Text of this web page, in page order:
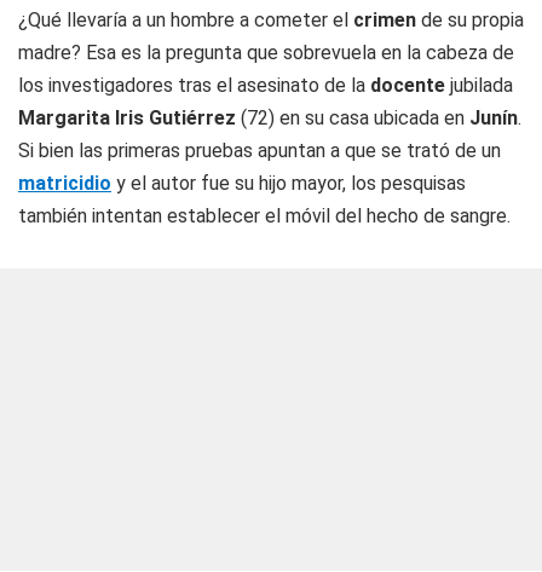
¿Qué llevaría a un hombre a cometer el crimen de su propia
madre? Esa es la pregunta que sobrevuela en la cabeza de
los investigadores tras el asesinato de la docente jubilada
Margarita Iris Gutiérrez (72) en su casa ubicada en Junín.
Si bien las primeras pruebas apuntan a que se trató de un
matricidio y el autor fue su hijo mayor, los pesquisas
también intentan establecer el móvil del hecho de sangre.